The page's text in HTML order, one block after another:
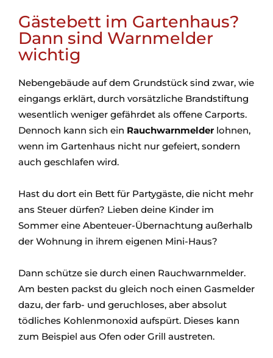
Gästebett im Gartenhaus?
Dann sind Warnmelder
wichtig
Nebengebäude auf dem Grundstück sind zwar, wie
eingangs erklärt, durch vorsätzliche Brandstiftung
wesentlich weniger gefährdet als offene Carports.
Dennoch kann sich ein Rauchwarnmelder lohnen,
wenn im Gartenhaus nicht nur gefeiert, sondern
auch geschlafen wird.
Hast du dort ein Bett für Partygäste, die nicht mehr
ans Steuer dürfen? Lieben deine Kinder im
Sommer eine Abenteuer-Übernachtung außerhalb
der Wohnung in ihrem eigenen Mini-Haus?
Dann schütze sie durch einen Rauchwarnmelder.
Am besten packst du gleich noch einen Gasmelder
dazu, der farb- und geruchloses, aber absolut
tödliches Kohlenmonoxid aufspürt. Dieses kann
zum Beispiel aus Ofen oder Grill austreten.